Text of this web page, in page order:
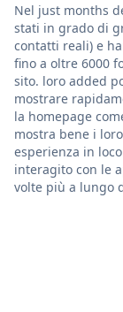
Nel just months
stati in grado di
contatti reali) e
fino a oltre 6000
sito. loro added
mostrare
la homepage
mostra bene i
esperienza in
interagito con le
volte più a lungo